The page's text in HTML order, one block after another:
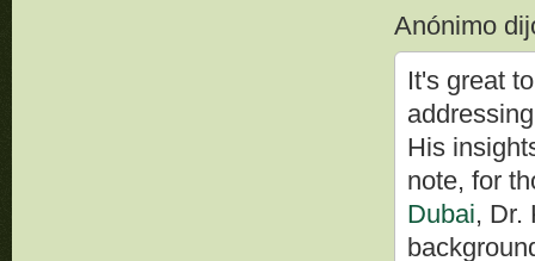
Anónimo
It's great
His
note, for
Dubai, Dr.